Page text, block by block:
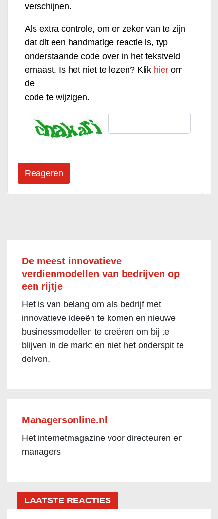
verschijnen.
Als extra controle, om er zeker van te zijn
dat dit een handmatige reactie is, typ
onderstaande code over in het tekstveld
ernaast. Is het niet te lezen? Klik hier om
de
code te wijzigen.
De meest innovatieve
verdienmodellen van bedrijven op
een rijtje
Het is van belang om als bedrijf met
innovatieve ideeën te komen en nieuwe
businessmodellen te creëren om bij te
blijven in de markt en niet het onderspit te
delven.
Managersonline.nl
Het internetmagazine voor directeuren en
managers
LAATSTE REACTIES